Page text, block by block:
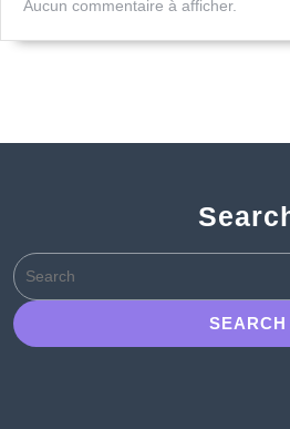
Aucun commentaire à afficher.
Search
for: